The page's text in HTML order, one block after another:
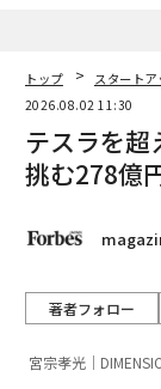
トップ スタートア
2026.08.02 11:30
テスラを
挑む278億
著者フォロー
宮宗孝光｜